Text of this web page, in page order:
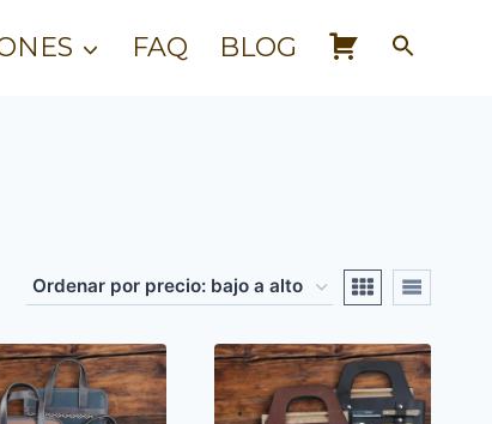
FAQ BLOG CART